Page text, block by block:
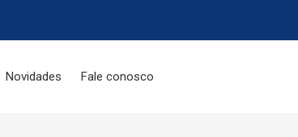
Novidades Fale conosco